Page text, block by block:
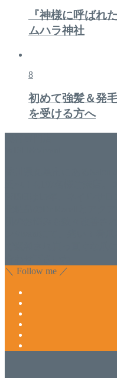
『神様に呼ばれ
ムハラ神社
8
初めて強髪＆発
を受ける方へ
＼ Follow me ／